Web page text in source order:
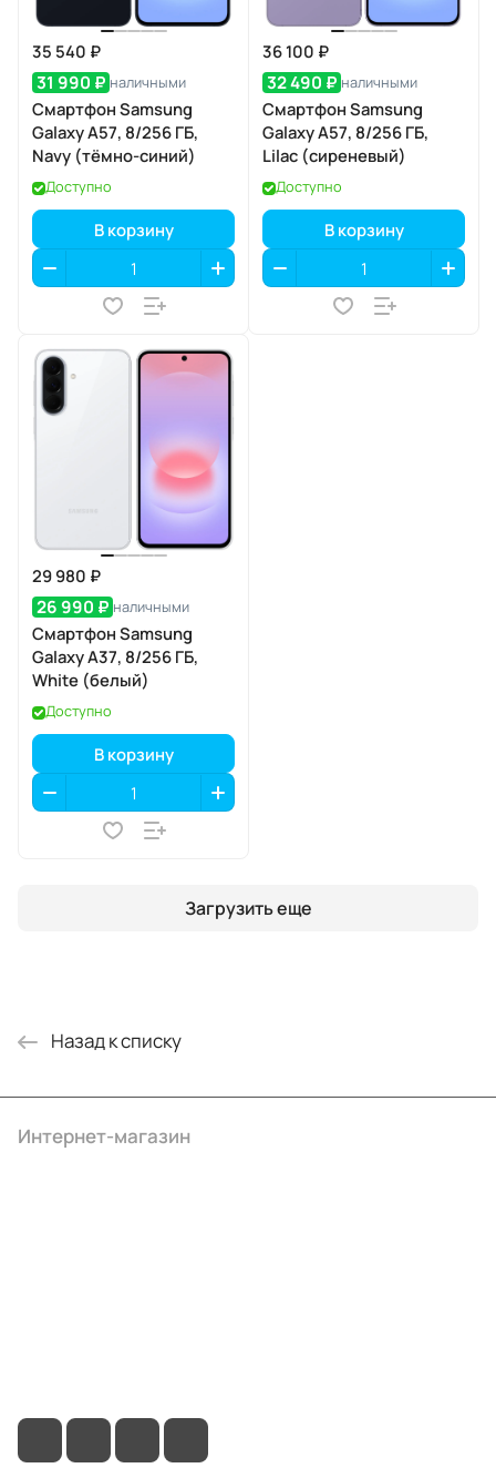
35 540 ₽
31 990 ₽ наличными
Смартфон Samsung
Galaxy A57, 8/256 ГБ,
Navy (тёмно-синий)
Доступно
В корзину
36 100 ₽
32 490 ₽ наличными
Смартфон Samsung
Galaxy A57, 8/256 ГБ,
Lilac (сиреневый)
Доступно
В корзину
29 980 ₽
26 990 ₽ наличными
Смартфон Samsung
Galaxy A37, 8/256 ГБ,
White (белый)
Доступно
В корзину
Загрузить еще
Назад к списку
Интернет-магазин